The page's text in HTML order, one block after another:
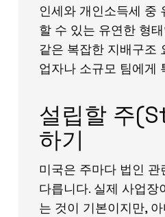
인세와 개인소득세 중
할 수 있는 유연한 형
같은 복잡한 지배구조
업자나 소규모 팀에게
설립할 주
하기
미국은 주마다 법인 관
다릅니다. 실제 사업장
는 것이 기본이지만,